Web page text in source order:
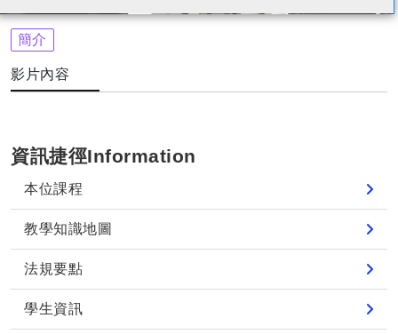
資訊捷徑Information
本位課程
教學知識地圖
法規要點
學生資訊
簡介
影片內容